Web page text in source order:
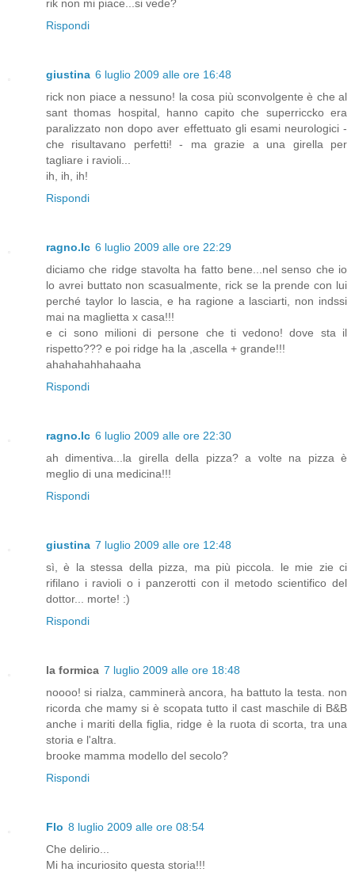
rik non mi piace...si vede?
Rispondi
giustina 6 luglio 2009 alle ore 16:48
rick non piace a nessuno! la cosa più sconvolgente è che al
sant thomas hospital, hanno capito che superriccko era
paralizzato non dopo aver effettuato gli esami neurologici -
che risultavano perfetti! - ma grazie a una girella per
tagliare i ravioli...
ih, ih, ih!
Rispondi
ragno.lc 6 luglio 2009 alle ore 22:29
diciamo che ridge stavolta ha fatto bene...nel senso che io
lo avrei buttato non scasualmente, rick se la prende con lui
perché taylor lo lascia, e ha ragione a lasciarti, non indssi
mai na maglietta x casa!!!
e ci sono milioni di persone che ti vedono! dove sta il
rispetto??? e poi ridge ha la ,ascella + grande!!!
ahahahahhahaaha
Rispondi
ragno.lc 6 luglio 2009 alle ore 22:30
ah dimentiva...la girella della pizza? a volte na pizza è
meglio di una medicina!!!
Rispondi
giustina 7 luglio 2009 alle ore 12:48
sì, è la stessa della pizza, ma più piccola. le mie zie ci
rifilano i ravioli o i panzerotti con il metodo scientifico del
dottor... morte! :)
Rispondi
la formica 7 luglio 2009 alle ore 18:48
noooo! si rialza, camminerà ancora, ha battuto la testa. non
ricorda che mamy si è scopata tutto il cast maschile di B&B
anche i mariti della figlia, ridge è la ruota di scorta, tra una
storia e l'altra.
brooke mamma modello del secolo?
Rispondi
Flo 8 luglio 2009 alle ore 08:54
Che delirio...
Mi ha incuriosito questa storia!!!